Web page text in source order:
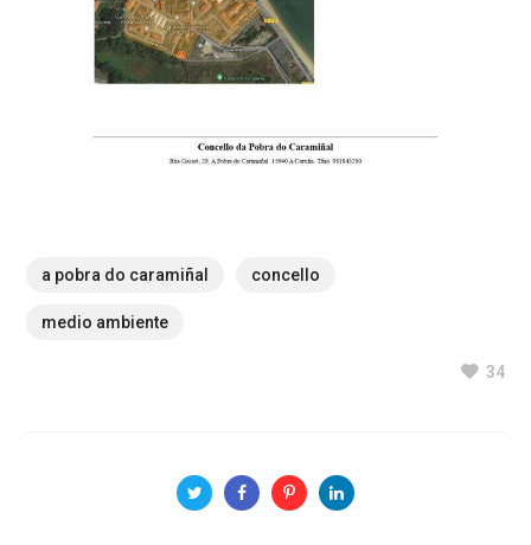
a pobra do caramiñal concello
medio ambiente
34